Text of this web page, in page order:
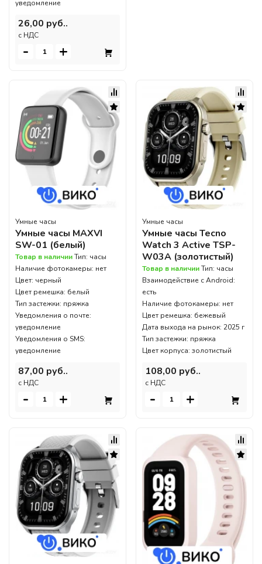
уведомление
26,00 руб..
c НДС
- +
Умные часы
Умные часы MAXVI
SW-01 (белый)
Товар в наличииТип: часы
Наличие фотокамеры: нет
Цвет: черный
Цвет ремешка: белый
Тип застежки: пряжка
Уведомления о почте:
уведомление
Уведомления о SMS:
уведомление
87,00 руб..
c НДС
- +
Умные часы
Умные часы Tecno
Watch 3 Active TSP-
W03A (золотистый)
Товар в наличииТип: часы
Взаимодействие с Android:
есть
Наличие фотокамеры: нет
Цвет ремешка: бежевый
Дата выхода на рынок: 2025 г
Тип застежки: пряжка
Цвет корпуса: золотистый
108,00 руб..
c НДС
- +